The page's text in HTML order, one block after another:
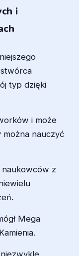
i
stwórca
typ dzięki
i może
nauczyć
z
Mega